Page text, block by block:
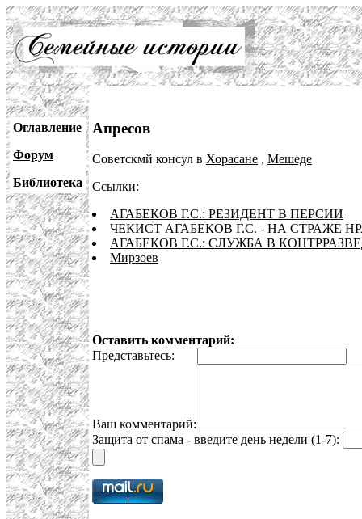
Оглавление
Форум
Библиотека
Апресов
Советскмй консул в Хорасане , Мешеде
Ссылки:
АГАБЕКОВ Г.С.: РЕЗИДЕНТ В ПЕРСИИ
ЧЕКИСТ АГАБЕКОВ Г.С. - НА СТРАЖЕ
АГАБЕКОВ Г.С.: СЛУЖБА В
Мирзоев
Оставить комментарий:
Представьтесь:
Ваш комментарий:
Защита от спама - введите день недели (1-7):